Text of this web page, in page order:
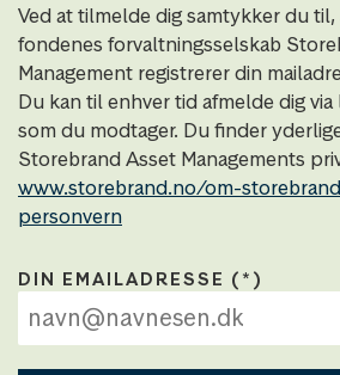
Ved at tilmelde dig samtykker du til,
fondenes forvaltningsselskab
Management registrerer din
Du kan til enhver tid afmelde dig via
som du modtager. Du finder
Storebrand Asset Managements
www.storebrand.no/om-
personvern
DIN EMAILADRESSE